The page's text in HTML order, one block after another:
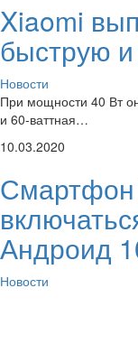
Xiaomi
быструю
Новости
При мощности 40 Вт
и 60-ваттная…
10.03.2020
Смартфон
Андроид
Новости